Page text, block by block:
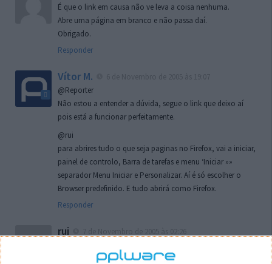
É que o link em causa não ve leva a coisa nenhuma.
Abre uma página em branco e não passa daí.
Obrigado.
Responder
Vítor M.
@Reporter
Não estou a entender a dúvida, segue o link que deixo aí
pois está a funcionar perfeitamente.
@rui
para abrires tudo o que seja paginas no Firefox, vai a iniciar,
painel de controlo, Barra de tarefas e menu ‘Iniciar »»
separador Menu Iniciar e Personalizar. Aí é só escolher o
Browser predefinido. E tudo abrirá como Firefox.
Responder
rui
localizaçao referida n se encontra la nada k me permita por